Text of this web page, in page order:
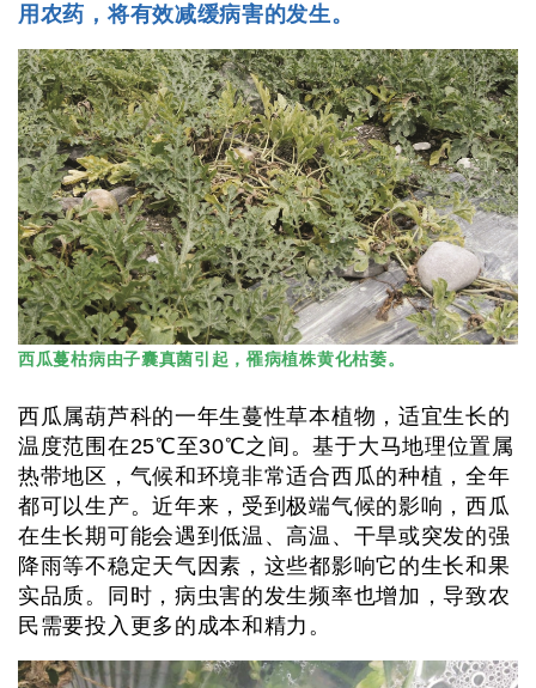
用农药，将有效减缓病害的发生。
西瓜蔓枯病由子囊真菌引起，罹病植株黄化枯萎。
西瓜属葫芦科的一年生蔓性草本植物，适宜生长的
温度范围在25℃至30℃之间。基于大马地理位置属
热带地区，气候和环境非常适合西瓜的种植，全年
都可以生产。近年来，受到极端气候的影响，西瓜
在生长期可能会遇到低温、高温、干旱或突发的强
降雨等不稳定天气因素，这些都影响它的生长和果
实品质。同时，病虫害的发生频率也增加，导致农
民需要投入更多的成本和精力。